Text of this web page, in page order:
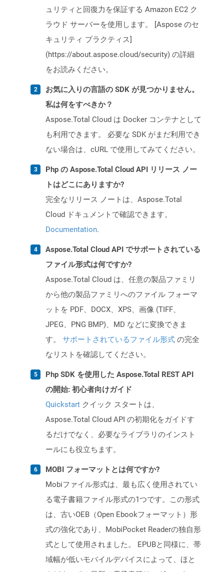
ュリティと回復力を保証する Amazon EC2 ク
ラウド サーバーを使用します。 [Aspose のセ
キュリティ プラクティス]
(https://about.aspose.cloud/security) の詳細
をお読みください。
お気に入りの言語の SDK が見つかりません。
私は何をすべきか？
Aspose.Total Cloud は Docker コンテナとして
も利用できます。 必要な SDK がまだ利用でき
ない場合は、cURL で使用してみてください。
Php の Aspose.Total Cloud API リリース ノー
トはどこにありますか?
完全なリリース ノートは、Aspose.Total
Cloud ドキュメントで確認できます。
Documentation.
Aspose.Total Cloud API でサポートされている
ファイル形式は何ですか?
Aspose.Total Cloud は、任意の製品ファミリ
から他の製品ファミリへのファイル フォーマ
ットを PDF、DOCX、XPS、画像 (TIFF、
JPEG、PNG BMP)、MD などに変換できま
す。 サポートされているファイル形式 の完全
なリストを確認してください。
Php SDK を使用した Aspose.Total REST API
の開始: 初心者向けガイド
Quickstart クイック スタートは、
Aspose.Total Cloud API の初期化をガイドす
るだけでなく、必要なライブラリのインスト
ールにも役立ちます。
MOBI フォーマットとは何ですか?
Mobiファイル形式は、最も広く使用されてい
る電子書籍ファイル形式の1つです。この形式
は、古いOEB（Open Ebookフォーマット）形
式の強化であり、MobiPocket Readerの独自形
式として使用されました。 EPUBと同様に、帯
域幅が低いモバイルデバイスによって、ほと